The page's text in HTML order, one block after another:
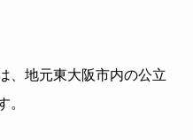
、地元東大阪市内の公立
。